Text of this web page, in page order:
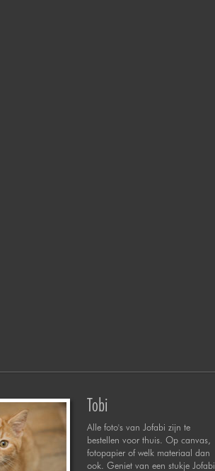
Tobi
Alle foto's van Jofabi zijn te
bestellen voor thuis. Op canvas,
fotopapier of welk materiaal dan
ook. Geniet van een stukje Jofabi